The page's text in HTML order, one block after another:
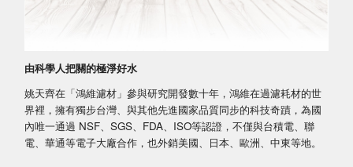
由科學人把關的極淨好水
姚天齊在「鴻維濾材」參與研究開發數十年，鴻維在過濾耗材的世
界裡，擁有獨步台灣、與其他先進國家品質同步的科技奇蹟，為國
內唯一通過 NSF、SGS、FDA、ISO等認證，不僅與台積電、聯
電、華通等電子大廠合作，也外銷美國、日本、歐洲、中東等地。